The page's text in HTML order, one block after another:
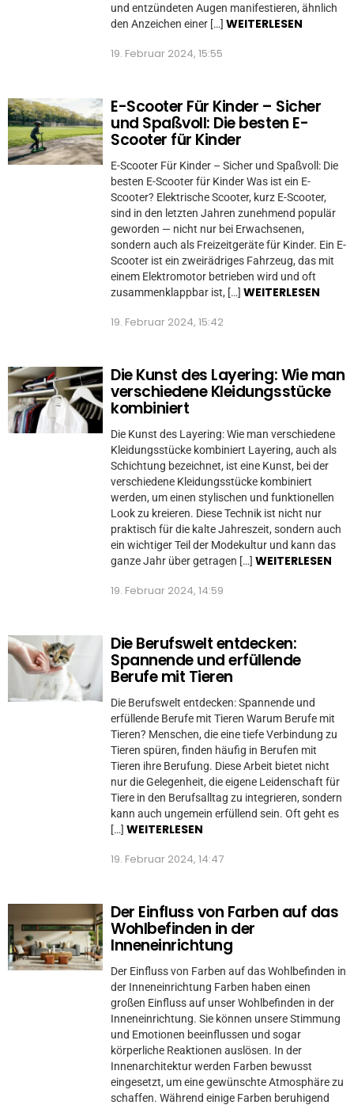
und entzündeten Augen manifestieren, ähnlich
den Anzeichen einer […] WEITERLESEN
19. Februar 2024, 15:55
E-Scooter Für Kinder – Sicher
und Spaßvoll: Die besten E-
Scooter für Kinder
E-Scooter Für Kinder – Sicher und Spaßvoll: Die
besten E-Scooter für Kinder Was ist ein E-
Scooter? Elektrische Scooter, kurz E-Scooter,
sind in den letzten Jahren zunehmend populär
geworden — nicht nur bei Erwachsenen,
sondern auch als Freizeitgeräte für Kinder. Ein E-
Scooter ist ein zweirädriges Fahrzeug, das mit
einem Elektromotor betrieben wird und oft
zusammenklappbar ist, […] WEITERLESEN
19. Februar 2024, 15:42
Die Kunst des Layering: Wie man
verschiedene Kleidungsstücke
kombiniert
Die Kunst des Layering: Wie man verschiedene
Kleidungsstücke kombiniert Layering, auch als
Schichtung bezeichnet, ist eine Kunst, bei der
verschiedene Kleidungsstücke kombiniert
werden, um einen stylischen und funktionellen
Look zu kreieren. Diese Technik ist nicht nur
praktisch für die kalte Jahreszeit, sondern auch
ein wichtiger Teil der Modekultur und kann das
ganze Jahr über getragen […] WEITERLESEN
19. Februar 2024, 14:59
Die Berufswelt entdecken:
Spannende und erfüllende
Berufe mit Tieren
Die Berufswelt entdecken: Spannende und
erfüllende Berufe mit Tieren Warum Berufe mit
Tieren? Menschen, die eine tiefe Verbindung zu
Tieren spüren, finden häufig in Berufen mit
Tieren ihre Berufung. Diese Arbeit bietet nicht
nur die Gelegenheit, die eigene Leidenschaft für
Tiere in den Berufsalltag zu integrieren, sondern
kann auch ungemein erfüllend sein. Oft geht es
[…] WEITERLESEN
19. Februar 2024, 14:47
Der Einfluss von Farben auf das
Wohlbefinden in der
Inneneinrichtung
Der Einfluss von Farben auf das Wohlbefinden in
der Inneneinrichtung Farben haben einen
großen Einfluss auf unser Wohlbefinden in der
Inneneinrichtung. Sie können unsere Stimmung
und Emotionen beeinflussen und sogar
körperliche Reaktionen auslösen. In der
Innenarchitektur werden Farben bewusst
eingesetzt, um eine gewünschte Atmosphäre zu
schaffen. Während einige Farben beruhigend